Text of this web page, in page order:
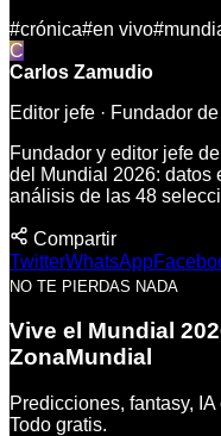
#crónica#en vivo#
C
Carlos Zamudio
Editor jefe · Fundador
Fundador y editor jefe
del Mundial 2026: datos
análisis de las 48
Compartir
TwitterWhatsApp
NO TE PIERDAS NADA
Vive el Mundial
ZonaMundial
Predicciones, fantasy,
Todo gratis.